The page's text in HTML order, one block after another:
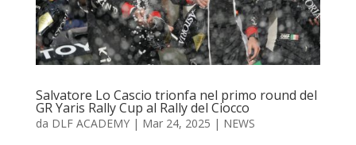
Salvatore Lo Cascio trionfa nel primo round del
GR Yaris Rally Cup al Rally del Ciocco
da DLF ACADEMY| Mar 24, 2025 | NEWS